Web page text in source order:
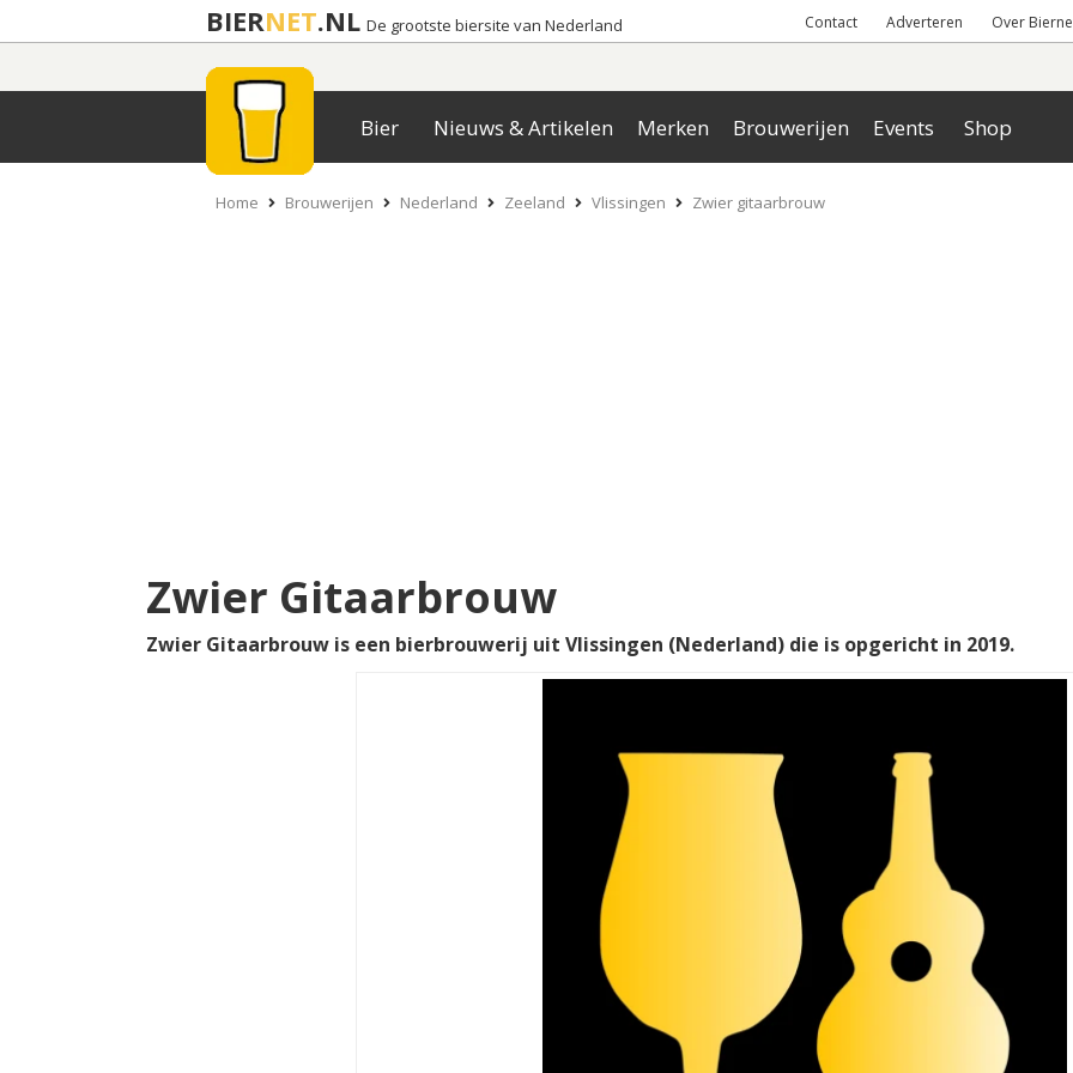
BIERNET.NL De grootste biersite van Nederland Contact Adverteren Over
Bier Nieuws & Artikelen Merken Brouwerijen Events Shop
Home Brouwerijen Nederland Zeeland Vlissingen Zwier gitaarbrouw
Zwier Gitaarbrouw
Zwier Gitaarbrouw is een bierbrouwerij uit Vlissingen (Nederland) die is opgericht in 2019.